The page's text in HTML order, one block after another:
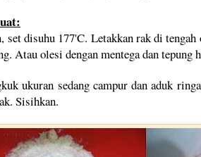
set disuhu 177'C. Letakkan rak di
Atau olesi dengan mentega dan tepung
ukuran sedang campur dan aduk
Sisihkan.